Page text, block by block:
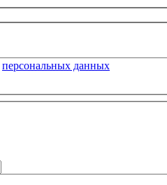
персональных данных